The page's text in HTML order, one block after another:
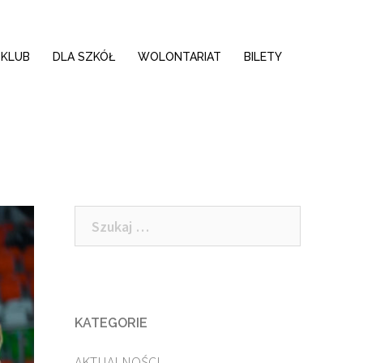
KLUB DLA SZKÓŁ WOLONTARIAT BILETY
Szukaj:
KATEGORIE